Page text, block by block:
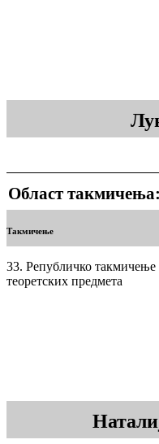
Област такмичења:
Такмичење
33. Републичко такмичење
теоретских предмета